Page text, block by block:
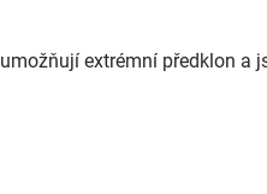
umožňují extrémní předklon a